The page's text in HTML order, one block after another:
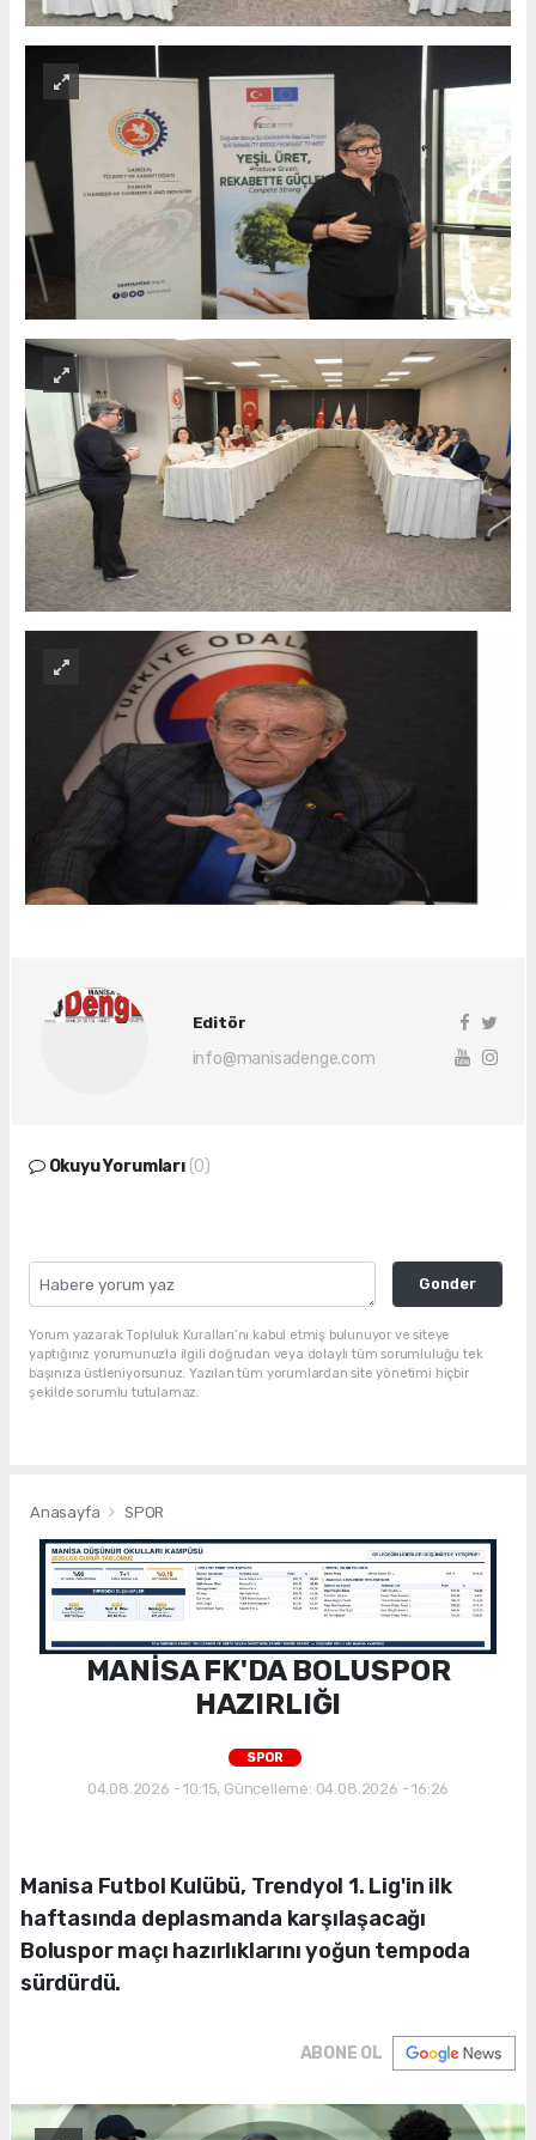
Editör
info@manisadenge.com
Okuyu Yorumları (0)
Gonder
Yorum yazarak Topluluk Kuralları’nı kabul etmiş bulunuyor ve siteye
yaptığınız yorumunuzla ilgili doğrudan veya dolaylı tüm sorumluluğu tek
başınıza üstleniyorsunuz. Yazılan tüm yorumlardan site yönetimi hiçbir
şekilde sorumlu tutulamaz.
Anasayfa SPOR
MANİSA FK'DA BOLUSPOR
HAZIRLIĞI
SPOR
04.08.2026 - 10:15, Güncelleme: 04.08.2026 - 16:26
Manisa Futbol Kulübü, Trendyol 1. Lig'in ilk
haftasında deplasmanda karşılaşacağı
Boluspor maçı hazırlıklarını yoğun tempoda
sürdürdü.
ABONE OL